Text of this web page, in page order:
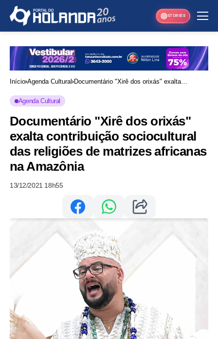
STORIES
Início Agenda Cultural Documentário "Xirê dos orixás" exalta
Agenda Cultural
Documentário "Xirê dos orixás"
exalta contribuição sociocultural
das religiões de matrizes africanas
na Amazônia
13/12/2021 18h55